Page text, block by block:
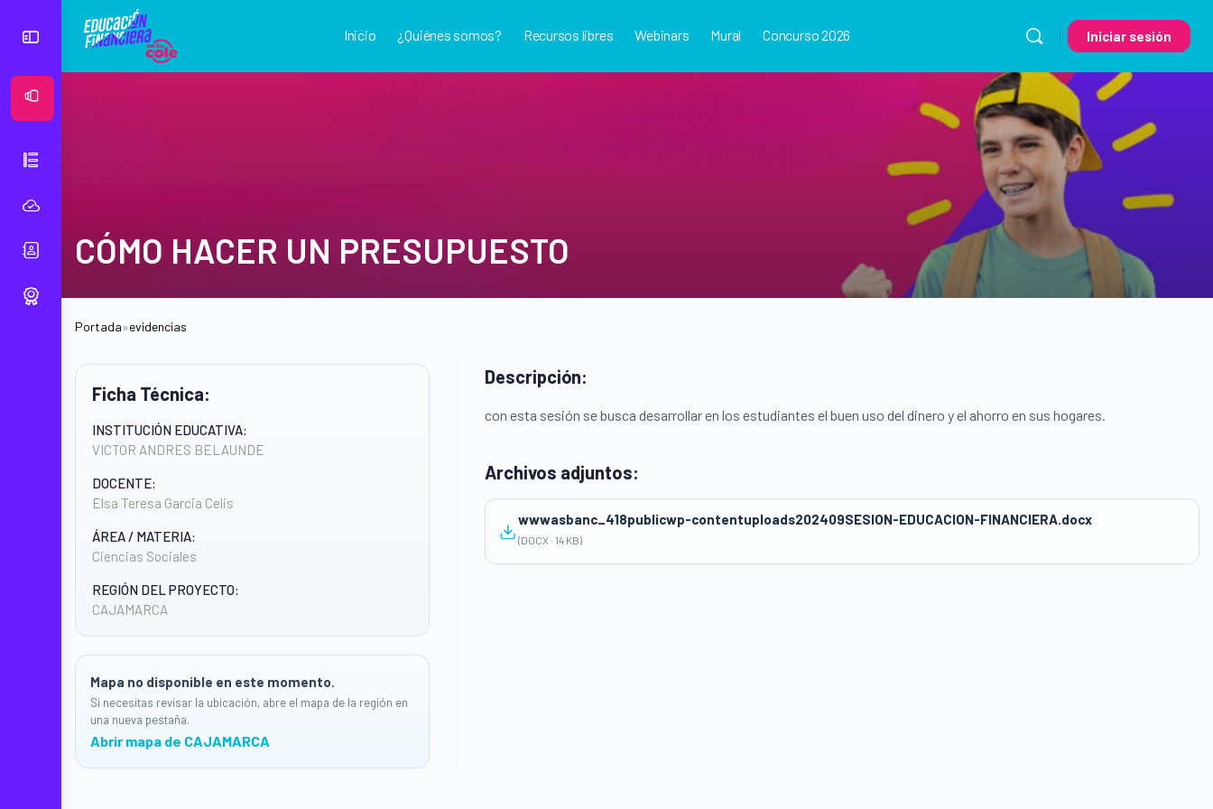
Inicio ¿Quiénes somos? Recursos libres Webinars Mural Concurso 2026 Iniciar sesión
CÓMO HACER UN PRESUPUESTO
Portada»evidencias
Ficha Técnica:
INSTITUCIÓN EDUCATIVA:
VICTOR ANDRES BELAUNDE
DOCENTE:
Elsa Teresa Garcia Celis
ÁREA / MATERIA:
Ciencias Sociales
REGIÓN DEL PROYECTO:
CAJAMARCA
Mapa no disponible en este momento.
Si necesitas revisar la ubicación, abre el mapa de la región en
una nueva pestaña.
Abrir mapa de CAJAMARCA
Descripción:
con esta sesión se busca desarrollar en los estudiantes el buen uso del dinero y el ahorro en sus hogares.
Archivos adjuntos:
wwwasbanc_418publicwp-contentuploads202409SESION-EDUCACION-FINANCIERA.docx
(DOCX · 14 KB)